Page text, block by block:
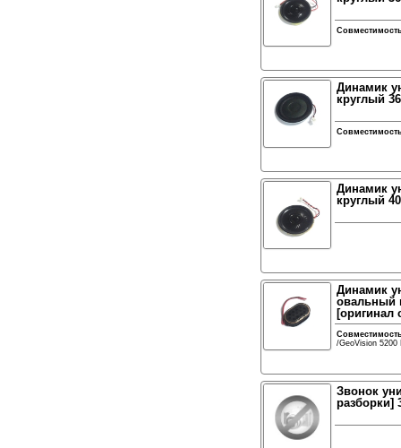
Динамик
круглый
Динамик
круглый
Динамик
овальный
[оригинал
/GeoVision 5200
Звонок
разборки]